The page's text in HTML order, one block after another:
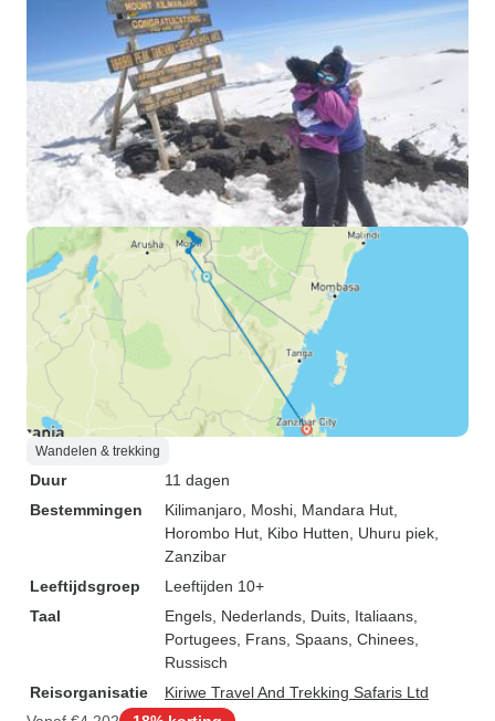
Wandelen & trekking
Duur
11 dagen
Bestemmingen
Kilimanjaro , Moshi , Mandara Hut
Horombo Hut , Kibo Hutten , Uhuru piek
Zanzibar
Leeftijdsgroep
Leeftijden 10+
Taal
Engels, Nederlands, Duits, Italiaans,
Portugees, Frans, Spaans, Chinees,
Russisch
Reisorganisatie
Kiriwe Travel And Trekking Safaris Ltd